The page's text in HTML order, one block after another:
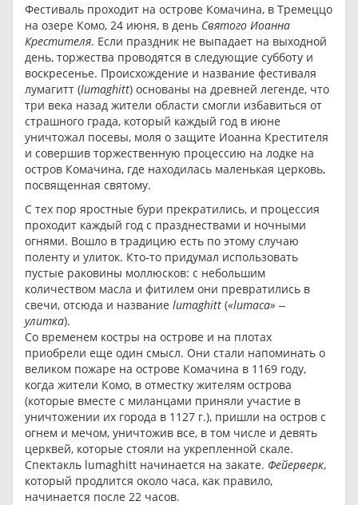
Фестиваль проходит на острове Комачина, в Тремеццо
на озере Комо, 24 июня, в день Святого Иоанна
Крестителя. Если праздник не выпадает на выходной
день, торжества проводятся в следующие субботу и
воскресенье. Происхождение и название фестиваля
лумагитт (lumaghitt) основаны на древней легенде, что
три века назад жители области смогли избавиться от
страшного града, который каждый год в июне
уничтожал посевы, моля о защите Иоанна Крестителя
и совершив торжественную процессию на лодке на
остров Комачина, где находилась маленькая церковь,
посвященная святому.
С тех пор яростные бури прекратились, и процессия
проходит каждый год с празднествами и ночными
огнями. Вошло в традицию есть по этому случаю
поленту и улиток. Кто-то придумал использовать
пустые раковины моллюсков: с небольшим
количеством масла и фитилем они превратились в
свечи, отсюда и название lumaghitt («lumaca» ‒
улитка).
Со временем костры на острове и на плотах
приобрели еще один смысл. Они стали напоминать о
великом пожаре на острове Комачина в 1169 году,
когда жители Комо, в отместку жителям острова
(которые вместе с миланцами приняли участие в
уничтожении их города в 1127 г.), пришли на остров с
огнем и мечом, уничтожив все, в том числе и девять
церквей, которые стояли на укрепленной скале.
Спектакль lumaghitt начинается на закате. Фейерверк,
который продлится около часа, как правило,
начинается после 22 часов.